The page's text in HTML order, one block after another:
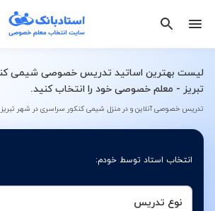
لیست بهترین اساتید تدریس خصوصی شیمی
تبریز - معلم خصوصی خود را انتخاب کنید.
تدریس خصوصی آنلاین و در منزل شیمی کنکور سراسری در شهر
انتخاب استاد توسط خودم:
نوع تدریس
شیمی کنکور